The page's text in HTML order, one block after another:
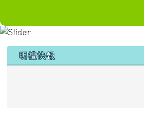
上中區域內容
明禮快報
頁尾區域